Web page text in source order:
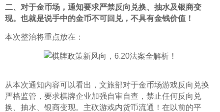
二、对于金币场，通知要求严禁反向兑换、抽水及银商变
现。也就是说手中的金币不可回兑，不具有金钱价值！
本次整治将重点放在：
从本次通知内容可以看出，文旅部对于金币场游戏反向兑换
严格监管，要求棋牌企业加强自审自查，禁止任何反向兑
换、抽水、银商变现。主砍游戏内货币流通！在以前的平